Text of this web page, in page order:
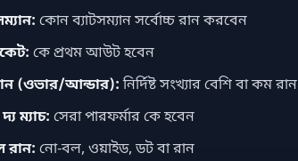
কোন ব্যাটসম্যান সর্বোচ্চ রান করবেন
কে প্রথম আউট হবেন
(ওভার/আন্ডার):নির্দিষ্ট সংখ্যার বেশি বা কম রান
ম্যাচ: সেরা পারফর্মার কে হবেন
রান: নো-বল, ওয়াইড, ডট বা রান